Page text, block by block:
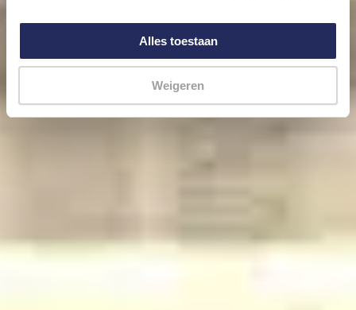
Alles toestaan
Weigeren